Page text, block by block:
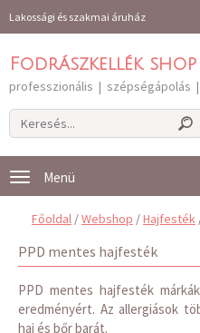
Lakossági és szakmai áruház
Fodrászkellék shop
professzionális | szépségápolás
Toggle
navigation
Főoldal /Webshop /Hajfesték
PPD mentes hajfesték
PPD mentes hajfesték
eredményért. Az allergiások
haj és bőr barát.